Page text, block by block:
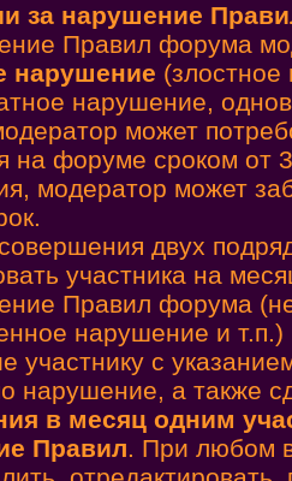
за нарушение
Правил форума
нарушение
нарушение,
может
на форуме сроком от
модератор может
двух
участника на
Правил форума
нарушение и т.п.)
участнику с
нарушение, а также
в месяц одним
Правил. При любом